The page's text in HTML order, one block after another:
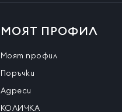
МОЯТ ПРОФИЛ
Моят профил
Поръчки
Адреси
КОЛИЧКА